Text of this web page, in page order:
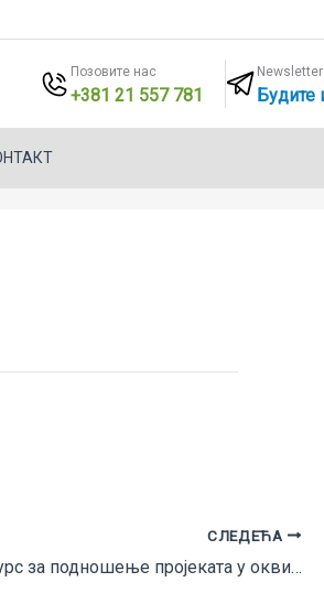
Позовите нас
+381 21 557 781
Newsletter
Будите
СЛЕДЕЋА
Конкурс за подношење пројеката у оквиру програма Учешће грађана у демократском управљању